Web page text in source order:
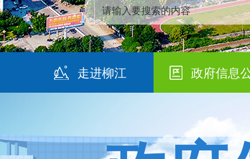
走进柳江 政府信息